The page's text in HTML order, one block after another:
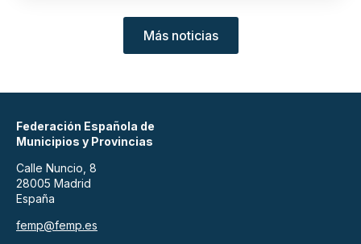
Más noticias
Federación Española de
Municipios y Provincias
Calle Nuncio, 8
28005 Madrid
España
femp@femp.es